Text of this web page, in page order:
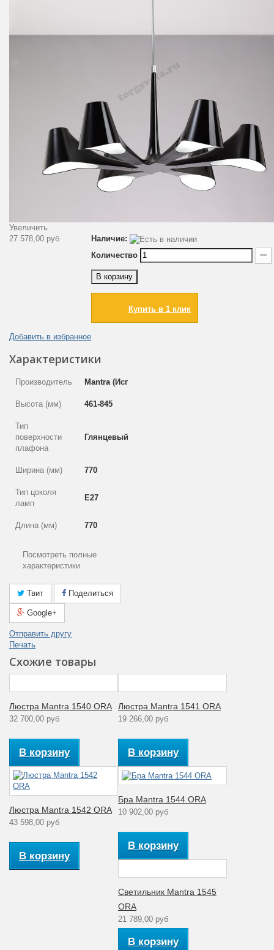
Увеличить
27 578,00 руб
Добавить в избранное
Наличие:
Количество
В корзину
Купить в 1 клик
Характеристики
Производитель Mantra (Испания)
Высота (мм) 461-845
Тип
поверхности
плафона
Глянцевый
Ширина (мм) 770
Тип цоколя
ламп
E27
Длина (мм) 770
Лампы в
Площадь
освещения
(м2)
Общая
мощность (Вт)
производителя
(месяцы)
12
Цвет плафона
поверхности
арматуры
Глянцевый
Тип ламп
Мощность
лампы (Вт)
Материал
арматуры
Посмотреть полные
характеристики
Твит Поделиться
Google+
Отправить другу
Печать
Схожие товары
Люстра Mantra 1540 ORA
32 700,00 руб
В корзину
Люстра Mantra 1541 ORA
19 266,00 руб
В корзину
Люстра Mantra 1542 ORA
43 598,00 руб
В корзину
Бра Mantra 1544 ORA
10 902,00 руб
В корзину
Светильник Mantra 1545
ORA
21 789,00 руб
В корзину